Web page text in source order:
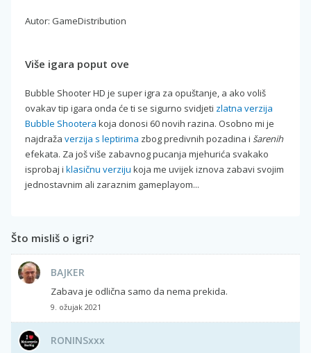
Autor: GameDistribution
Više igara poput ove
Bubble Shooter HD je super igra za opuštanje, a ako voliš
ovakav tip igara onda će ti se sigurno svidjeti zlatna verzija
Bubble Shootera koja donosi 60 novih razina. Osobno mi je
najdraža verzija s leptirima zbog predivnih pozadina i šarenih
efekata. Za još više zabavnog pucanja mjehurića svakako
isprobaj i klasičnu verziju koja me uvijek iznova zabavi svojim
jednostavnim ali zaraznim gameplayom...
Što misliš o igri?
BAJKER
Zabava je odlična samo da nema prekida.
9. ožujak 2021
RONINSxxx